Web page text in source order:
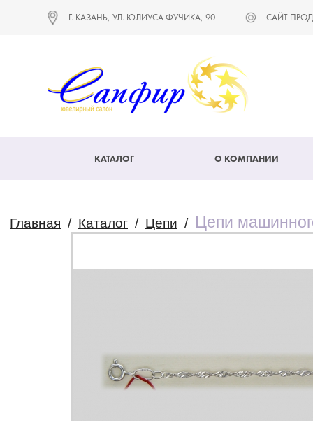
Г. КАЗАНЬ, УЛ. ЮЛИУСА ФУЧИКА, 90 САЙТ
КАТАЛОГ О КОМПАНИИ
Главная / Каталог / Цепи / Цепи